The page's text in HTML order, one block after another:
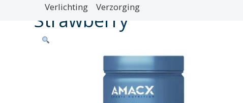
Verlichting Verzorging
Strawberry